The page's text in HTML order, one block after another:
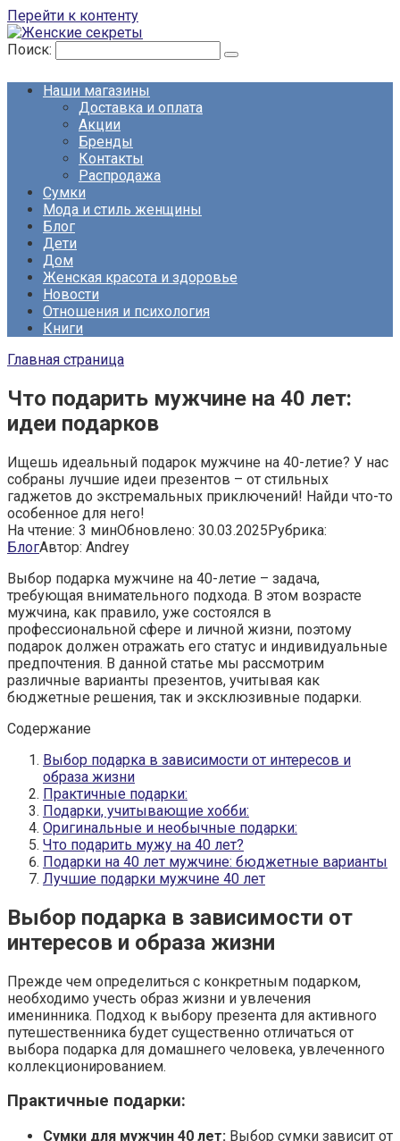
Перейти к контенту
Поиск:
Наши магазины
Доставка и оплата
Акции
Бренды
Контакты
Распродажа
Сумки
Мода и стиль женщины
Блог
Дети
Дом
Женская красота и здоровье
Новости
Отношения и психология
Книги
Главная страница
Что подарить мужчине на 40 лет:
идеи подарков
Ищешь идеальный подарок мужчине на 40-летие? У нас
собраны лучшие идеи презентов – от стильных
гаджетов до экстремальных приключений! Найди что-то
особенное для него!
На чтение: 3 минОбновлено: 30.03.2025Рубрика:
БлогАвтор: Andrey
Выбор подарка мужчине на 40-летие – задача,
требующая внимательного подхода. В этом возрасте
мужчина, как правило, уже состоялся в
профессиональной сфере и личной жизни, поэтому
подарок должен отражать его статус и индивидуальные
предпочтения. В данной статье мы рассмотрим
различные варианты презентов, учитывая как
бюджетные решения, так и эксклюзивные подарки.
Содержание
Выбор подарка в зависимости от интересов и
образа жизни
Практичные подарки:
Подарки, учитывающие хобби:
Оригинальные и необычные подарки:
Что подарить мужу на 40 лет?
Подарки на 40 лет мужчине: бюджетные варианты
Лучшие подарки мужчине 40 лет
Выбор подарка в зависимости от
интересов и образа жизни
Прежде чем определиться с конкретным подарком,
необходимо учесть образ жизни и увлечения
именинника. Подход к выбору презента для активного
путешественника будет существенно отличаться от
выбора подарка для домашнего человека, увлеченного
коллекционированием.
Практичные подарки:
Сумки для мужчин 40 лет: Выбор сумки зависит от